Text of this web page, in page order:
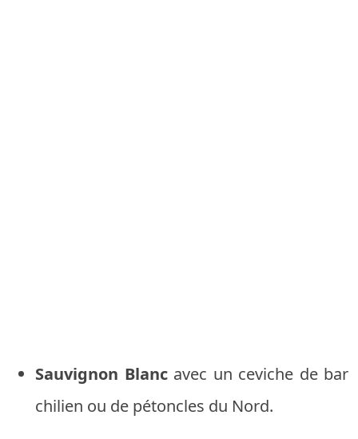
Sauvignon Blancavec un ceviche de bar
chilien ou de pétoncles du Nord.